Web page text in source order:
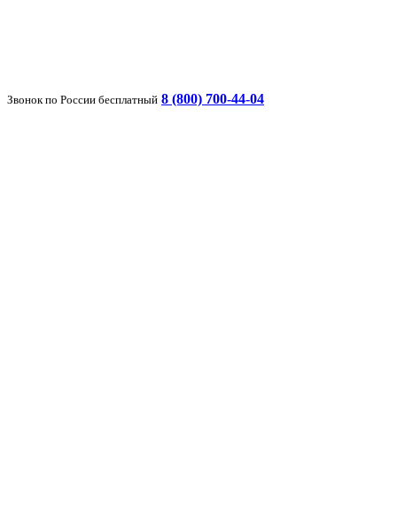
Звонок по России бесплатный 8 (800) 700-44-04